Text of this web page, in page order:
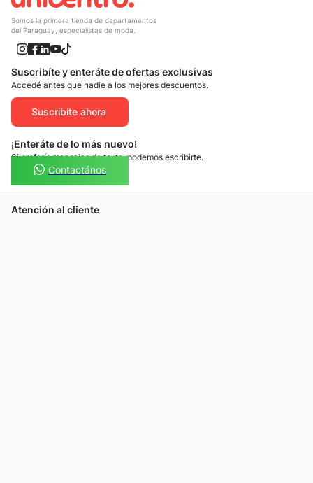
Somos la primera tienda de departamentos
del Paraguay, especialistas de moda.
Suscribíte y enteráte de ofertas exclusivas
Accedé antes que nadie a los mejores descuentos.
Suscribíte ahora
¡Enteráte de lo más nuevo!
Si preferís mensajes de texto, podemos escribirte.
Contactános
Atención al cliente